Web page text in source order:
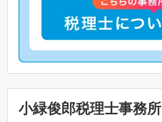
小緑俊郎税理士事務所